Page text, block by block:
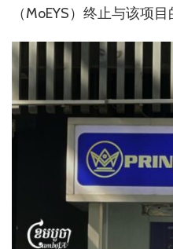
（MoEYS）终止与该项目